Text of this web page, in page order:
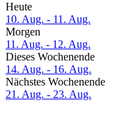
Heute
10. Aug. - 11. Aug.
Morgen
11. Aug. - 12. Aug.
Dieses Wochenende
14. Aug. - 16. Aug.
Nächstes Wochenende
21. Aug. - 23. Aug.